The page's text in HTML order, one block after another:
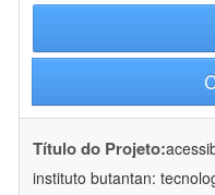
Título do Projeto:
instituto butantan: